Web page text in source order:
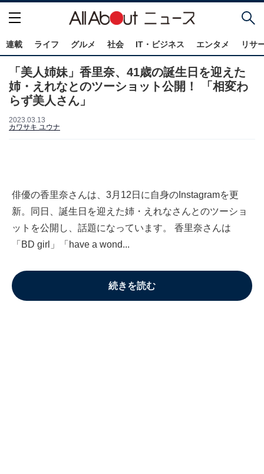
連載 ライフ グルメ 社会 IT・ビジネス エンタメ リサ
「美人姉妹」香里奈、41歳の誕生日を迎えた
姉・えれなとのツーショット公開！ 「相変わ
らず美人さん」
2023.03.13
カワサキ ユウナ
俳優の香里奈さんは、3月12日に自身のInstagramを更
新。同日、誕生日を迎えた姉・えれなさんとのツーショ
ットを公開し、話題になっています。 香里奈さんは
「BD girl」「have a wond...
続きを読む